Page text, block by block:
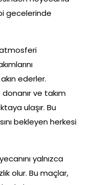
gecelerinde
atmosferi
ederler.
ve takım
ulaşır. Bu
bekleyen herkesi
yalnızca
olur. Bu maçlar,